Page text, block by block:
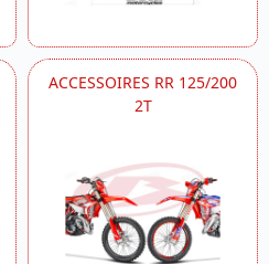
ACCESSOIRES RR 125/200
2T